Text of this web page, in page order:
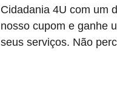
Cidadania 4U com um
nosso cupom e ganhe
seus serviços. Não